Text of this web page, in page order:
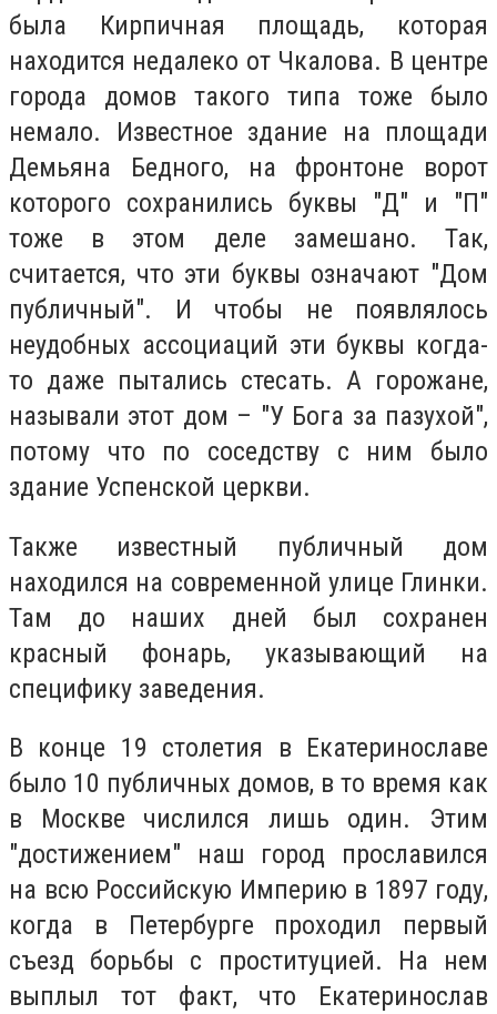
была Кирпичная площадь, которая
находится недалеко от Чкалова. В центре
города домов такого типа тоже было
немало. Известное здание на площади
Демьяна Бедного, на фронтоне ворот
которого сохранились буквы "Д" и "П"
тоже в этом деле замешано. Так,
считается, что эти буквы означают "Дом
публичный". И чтобы не появлялось
неудобных ассоциаций эти буквы когда-
то даже пытались стесать. А горожане,
называли этот дом – "У Бога за пазухой",
потому что по соседству с ним было
здание Успенской церкви.
Также известный публичный дом
находился на современной улице Глинки.
Там до наших дней был сохранен
красный фонарь, указывающий на
специфику заведения.
В конце 19 столетия в Екатеринославе
было 10 публичных домов, в то время как
в Москве числился лишь один. Этим
"достижением" наш город прославился
на всю Российскую Империю в 1897 году,
когда в Петербурге проходил первый
съезд борьбы с проституцией. На нем
выплыл тот факт, что Екатеринослав